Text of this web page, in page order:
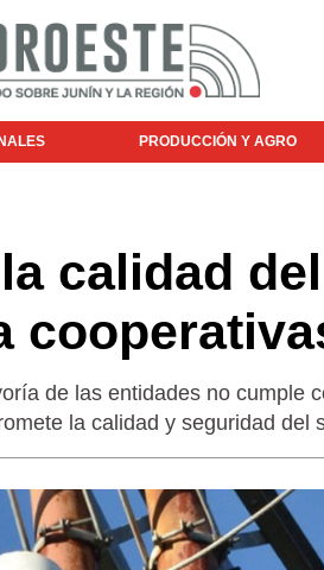
PRODUCCIÓN Y AGRO
calidad del
de las entidades no cumple
la calidad y seguridad del